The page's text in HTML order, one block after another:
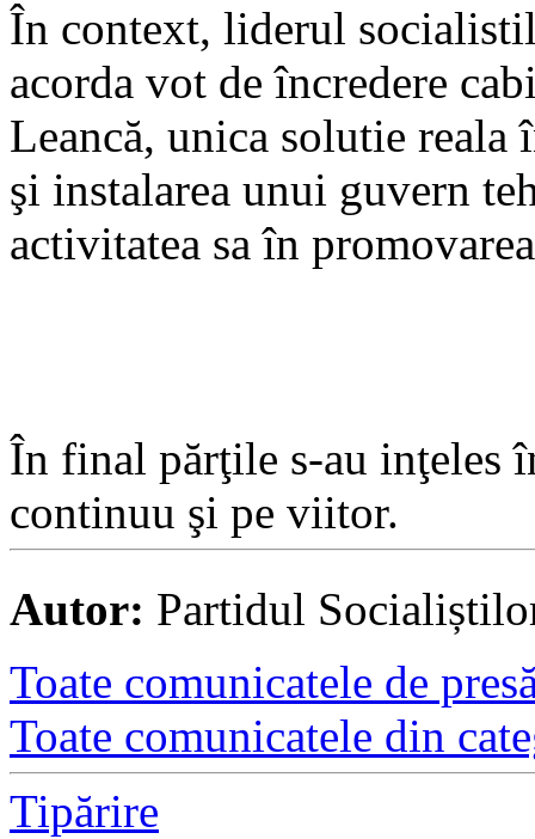
În context, liderul
acorda vot de încredere
Leancă, unica solutie reala
şi instalarea unui guvern
activitatea sa în
În final părţile s-au inţeles
continuu şi pe viitor.
Autor: Partidul
Toate comunicatele de
Toate comunicatele din
Tipărire